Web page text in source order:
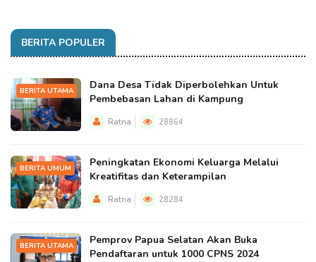
BERITA POPULER
BERITA UTAMA
Dana Desa Tidak Diperbolehkan Untuk
Pembebasan Lahan di Kampung
Ratna 28864
BERITA UMUM
Peningkatan Ekonomi Keluarga Melalui
Kreatifitas dan Keterampilan
Ratna 28284
BERITA UTAMA
Pemprov Papua Selatan Akan Buka
Pendaftaran untuk 1000 CPNS 2024